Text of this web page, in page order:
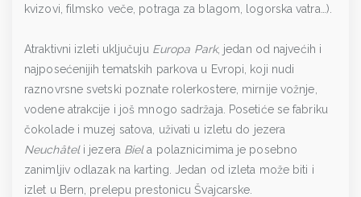
kvizovi, filmsko veče, potraga za blagom, logorska vatra…).
Atraktivni izleti uključuju Europa Park, jedan od najvećih i
najposećenijih tematskih parkova u Evropi, koji nudi
raznovrsne svetski poznate rolerkostere, mirnije vožnje,
vodene atrakcije i još mnogo sadržaja. Posetiće se fabriku
čokolade i muzej satova, uživati u izletu do jezera
Neuchâteli jezera Biela polaznicimima je posebno
zanimljiv odlazak na karting. Jedan od izleta može biti i
izlet u Bern, prelepu prestonicu Švajcarske.